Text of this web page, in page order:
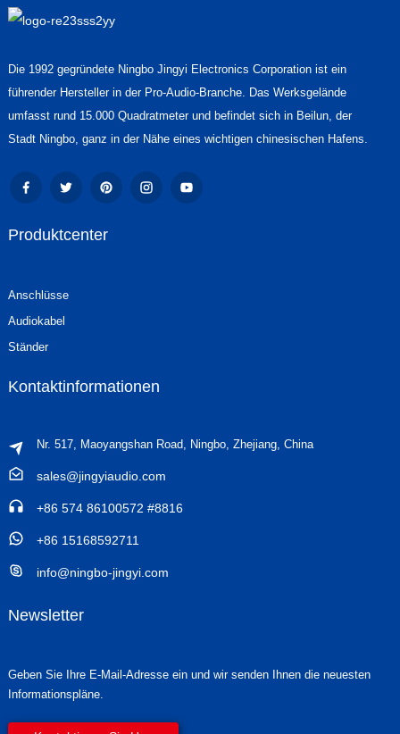
Die 1992 gegründete Ningbo Jingyi Electronics Corporation ist ein
führender Hersteller in der Pro-Audio-Branche. Das Werksgelände
umfasst rund 15.000 Quadratmeter und befindet sich in Beilun, der
Stadt Ningbo, ganz in der Nähe eines wichtigen chinesischen Hafens.
Produktcenter
Anschlüsse
Audiokabel
Ständer
Kontaktinformationen
Nr. 517, Maoyangshan Road, Ningbo, Zhejiang, China
sales@jingyiaudio.com
+86 574 86100572 #8816
+86 15168592711
info@ningbo-jingyi.com
Newsletter
Geben Sie Ihre E-Mail-Adresse ein und wir senden Ihnen die neuesten
Informationspläne.